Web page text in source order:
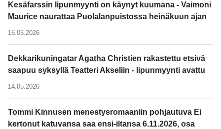
Kesäfarssin lipunmyynti on käynyt kuumana - Vaimoni
Maurice naurattaa Puolalanpuistossa heinäkuun ajan
16.05.2026
Dekkarikuningatar Agatha Christien rakastettu etsivä
saapuu syksyllä Teatteri Akseliin - lipunmyynti avattu
14.05.2026
Tommi Kinnusen menestysromaaniin pohjautuva Ei
kertonut katuvansa saa ensi-iltansa 6.11.2026, osa